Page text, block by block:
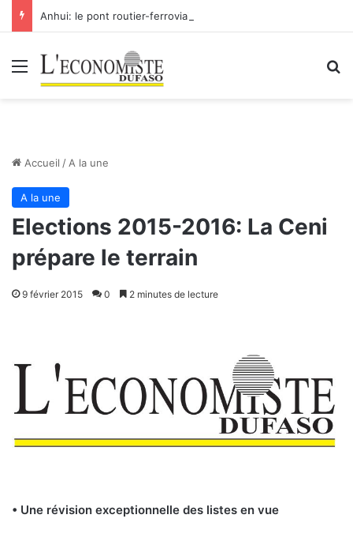
Menu
Accueil / A la une
A la une
Elections 2015-2016: La Ceni
prépare le terrain
9 février 2015 0 2 minutes de lecture
• Une révision exceptionnelle des listes en vue